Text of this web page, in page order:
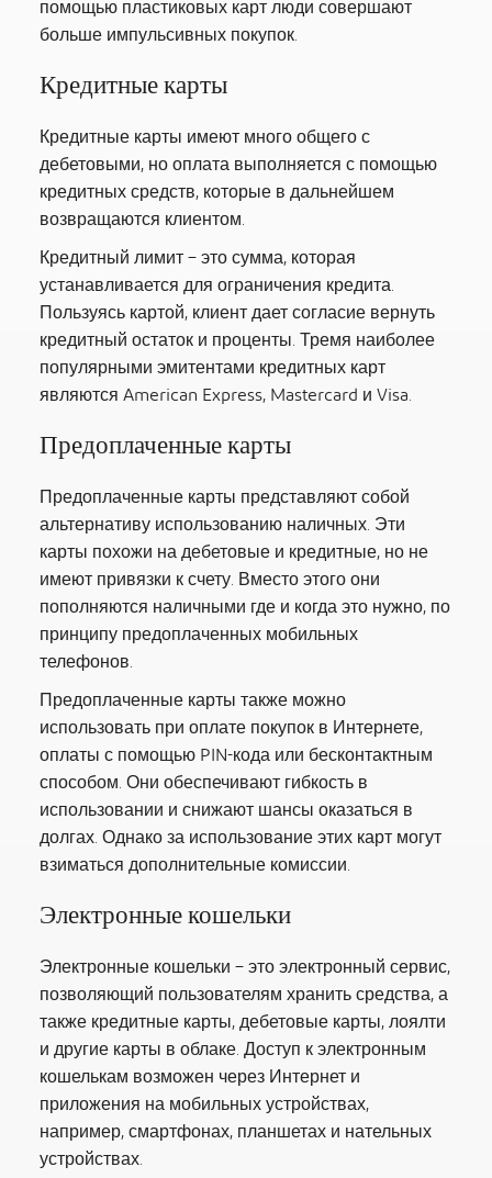
помощью пластиковых карт люди совершают
больше импульсивных покупок.
Кредитные карты
Кредитные карты имеют много общего с
дебетовыми, но оплата выполняется с помощью
кредитных средств, которые в дальнейшем
возвращаются клиентом.
Кредитный лимит – это сумма, которая
устанавливается для ограничения кредита.
Пользуясь картой, клиент дает согласие вернуть
кредитный остаток и проценты. Тремя наиболее
популярными эмитентами кредитных карт
являются American Express, Mastercard и Visa.
Предоплаченные карты
Предоплаченные карты представляют собой
альтернативу использованию наличных. Эти
карты похожи на дебетовые и кредитные, но не
имеют привязки к счету. Вместо этого они
пополняются наличными где и когда это нужно, по
принципу предоплаченных мобильных
телефонов.
Предоплаченные карты также можно
использовать при оплате покупок в Интернете,
оплаты с помощью PIN-кода или бесконтактным
способом. Они обеспечивают гибкость в
использовании и снижают шансы оказаться в
долгах. Однако за использование этих карт могут
взиматься дополнительные комиссии.
Электронные кошельки
Электронные кошельки – это электронный сервис,
позволяющий пользователям хранить средства, а
также кредитные карты, дебетовые карты, лоялти
и другие карты в облаке. Доступ к электронным
кошелькам возможен через Интернет и
приложения на мобильных устройствах,
например, смартфонах, планшетах и нательных
устройствах.